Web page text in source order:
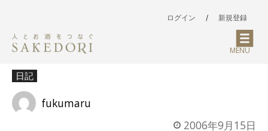
ログイン / 新規登録
MENU
日記
fukumaru
2006年9月15日